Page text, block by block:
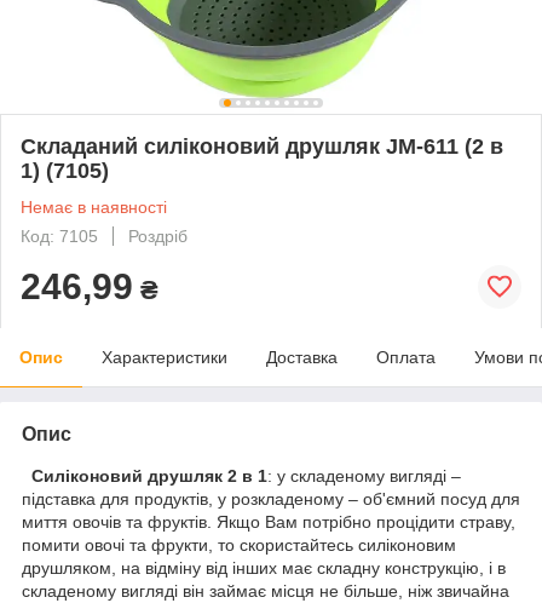
Складаний силіконовий друшляк JM-611 (2 в
1) (7105)
Немає в наявності
Код: 7105
Роздріб
246,99 ₴
Опис Характеристики Доставка Оплата Умови
Опис
Силіконовий друшляк 2 в 1: у складеному вигляді –
підставка для продуктів, у розкладеному – об'ємний посуд для
миття овочів та фруктів. Якщо Вам потрібно процідити страву,
помити овочі та фрукти, то скористайтесь силіконовим
друшляком, на відміну від інших має складну конструкцію, і в
складеному вигляді він займає місця не більше, ніж звичайна